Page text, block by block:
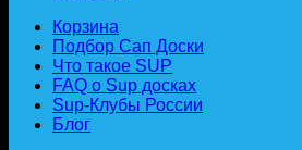
Корзина
Подбор Сап Доски
Что такое SUP
FAQ о Sup досках
Sup-Клубы России
Блог